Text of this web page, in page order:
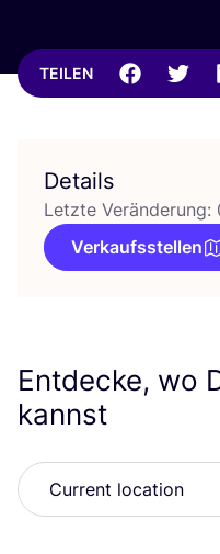
TEILEN
Details
Letzte
Verkaufsstellen
Entdecke, wo
kannst